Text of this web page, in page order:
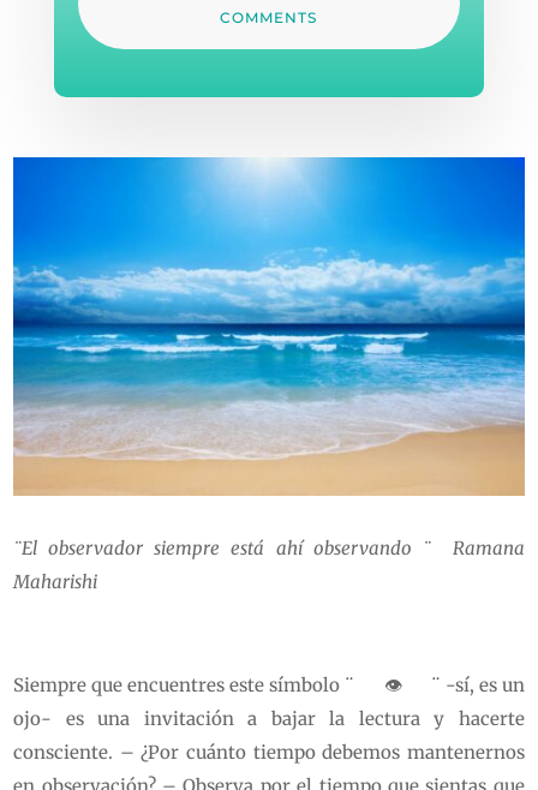
COMMENTS
¨El observador siempre está ahí observando ¨ Ramana
Maharishi
Siempre que encuentres este símbolo ¨ 👁 ¨ -sí, es un
ojo- es una invitación a bajar la lectura y hacerte
consciente. – ¿Por cuánto tiempo debemos mantenernos